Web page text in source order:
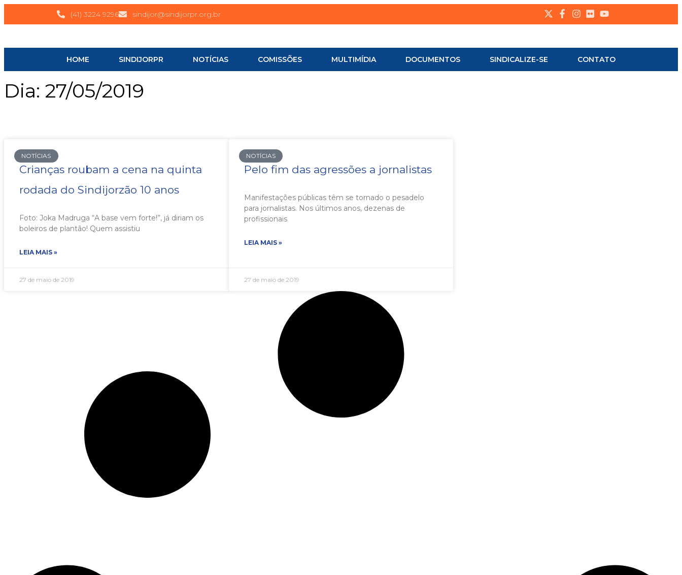
(41) 3224 9296 sindijor@sindijorpr.org.br
HOME SINDIJORPR NOTÍCIAS COMISSÕES MULTIMÍDIA DOCUMENTOS SINDICALIZE-SE CONTATO
Dia: 27/05/2019
NOTÍCIAS
Crianças roubam a cena na quinta
rodada do Sindijorzão 10 anos
Foto: Joka Madruga “A base vem forte!”, já diriam os
boleiros de plantão! Quem assistiu
LEIA MAIS »
27 de maio de 2019
NOTÍCIAS
Pelo fim das agressões a jornalistas
Manifestações públicas têm se tornado o pesadelo
para jornalistas. Nos últimos anos, dezenas de
profissionais
LEIA MAIS »
27 de maio de 2019